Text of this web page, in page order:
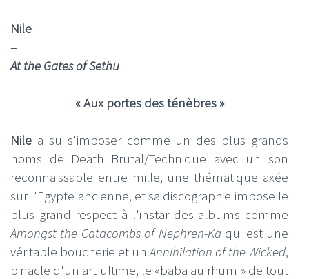
Nile
–
At the Gates of Sethu
« Aux portes des ténèbres »
Nile a su s'imposer comme un des plus grands
noms de Death Brutal/Technique avec un son
reconnaissable entre mille, une thématique axée
sur l'Egypte ancienne, et sa discographie impose le
plus grand respect à l'instar des albums comme
Amongst the Catacombs of Nephren-Ka qui est une
véritable boucherie et unAnnihilation of the Wicked,
pinacle d'un art ultime, le «baba au rhum » de tout